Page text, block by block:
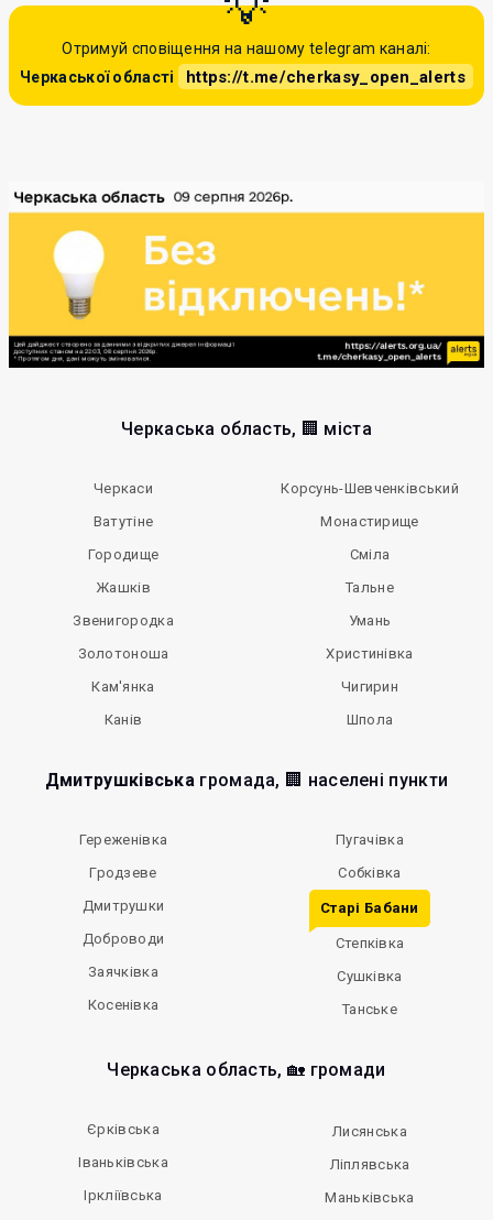
Отримуй сповіщення на нашому telegram каналі:
Черкаської області
https://t.me/cherkasy_open_alerts
Черкаська область, 🏢 міста
Черкаси
Ватутіне
Городище
Жашків
Звенигородка
Золотоноша
Кам'янка
Канів
Корсунь-Шевченківський
Монастирище
Сміла
Тальне
Умань
Христинівка
Чигирин
Шпола
Дмитрушківська громада, 🏢 населені пункти
Гереженівка
Гродзеве
Дмитрушки
Доброводи
Заячківка
Косенівка
Пугачівка
Собківка
Старі Бабани
Степківка
Сушківка
Танське
Черкаська область, 🏡 громади
Єрківська
Іваньківська
Іркліївська
Лисянська
Ліплявська
Маньківська